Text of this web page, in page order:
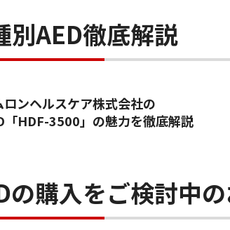
別AED徹底解説
ロンヘルスケア株式会社の
「HDF-3500」の魅力を徹底解説
の購入をご検討中